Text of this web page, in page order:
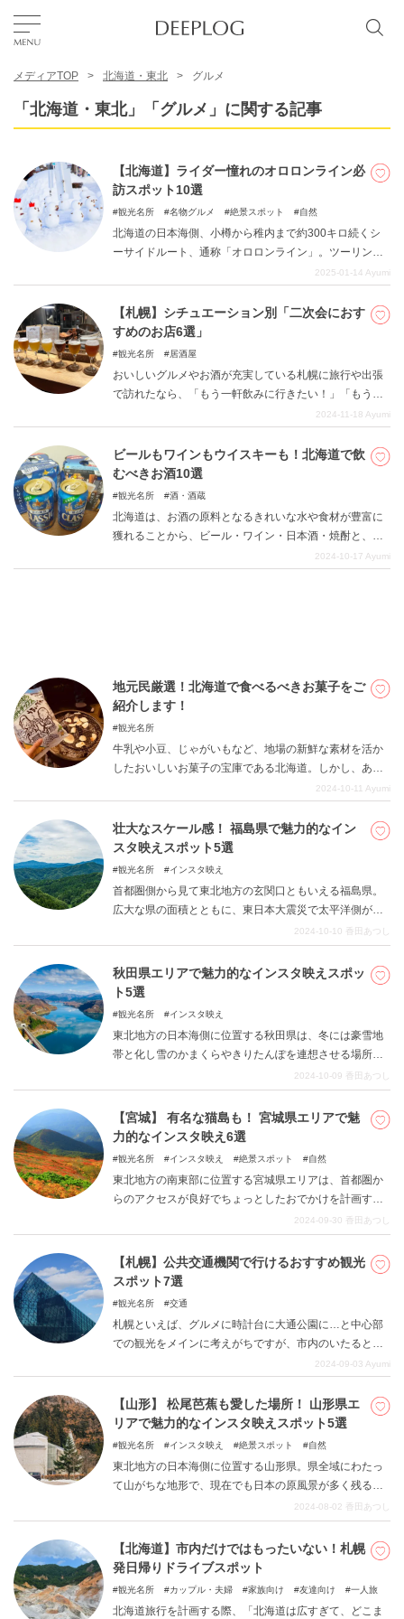
エリア
日本語
USD
DEEPLOGとは
プライバシーポリシー
お問い合わせ
メディアTOP 北海道・東北 グルメ
「北海道・東北」「グルメ」に関する記事
【北海道】ライダー憧れのオロロンライン必
訪スポット10選
観光名所 名物グルメ 絶景スポット 自然
北海道の日本海側、小樽から稚内まで約300キロ続くシ
ーサイドルート、通称「オロロンライン」。ツーリング
ライダーから「いつかは絶対に訪れたい！」と憧れの地
ない大自然の風景や、極上の海の幸、世界でも珍しい泉
質の温泉など、様々な魅力あるスポットが詰まっていま
す。
2025-01-14 Ayumi
【札幌】シチュエーション別「二次会におす
すめのお店6選」
観光名所 居酒屋
おいしいグルメやお酒が充実している札幌に旅行や出張
で訪れたなら、「もう一軒飲みに行きたい！」「もう少
しゆっくり話したい！」と二次会に繰り出したくなるは
エーションでおすすめの二次会のお店をご紹介します。
2024-11-18 Ayumi
ビールもワインもウイスキーも！北海道で飲
むべきお酒10選
観光名所 酒・酒蔵
北海道は、お酒の原料となるきれいな水や食材が豊富に
獲れることから、ビール・ワイン・日本酒・焼酎と、ジ
ャンルを問わず様々なお酒が製造されています。中には
2024-10-17 Ayumi
地元民厳選！北海道で食べるべきお菓子をご
紹介します！
観光名所
牛乳や小豆、じゃがいもなど、地場の新鮮な素材を活か
したおいしいお菓子の宝庫である北海道。しかし、あま
りにも種類が多く、「どれを食べればよいのかわからな
幌出身の筆者が、地元民も太鼓判の北海道のお菓子をご
紹介します！ お土産の購入や、旅行中のスイーツ選び
にお役立てください。
2024-10-11 Ayumi
壮大なスケール感！ 福島県で魅力的なイン
スタ映えスポット5選
観光名所 インスタ映え
首都圏側から見て東北地方の玄関口ともいえる福島県。
広大な県の面積とともに、東日本大震災で太平洋側が大
きな被害を受けたことでも印象的な県です。この記事で
は福島県エリアの観光地をぜひ旅行先に含めてもらえる
よう、訪れてみたくなる魅力的なインスタ映えスポット
を5カ所取り上げました。ぜひ次のお出かけ先探しの参考
2024-10-10 香田あつし
秋田県エリアで魅力的なインスタ映えスポッ
ト5選
観光名所 インスタ映え
東北地方の日本海側に位置する秋田県は、冬には豪雪地
帯と化し雪のかまくらやきりたんぽを連想させる場所か
もしれません。しかしながら祭りをはじめ特徴的なイベ
ントが開催されるほか、豊かな自然は季節ごとに印象的
な絶景や恵みをもたらしてくれます。この記事では秋田
県の印象的なインスタ映えスポットを5カ所ご紹介してい
2024-10-09 香田あつし
【宮城】 有名な猫島も！ 宮城県エリアで魅
力的なインスタ映え6選
観光名所 インスタ映え 絶景スポット 自然
東北地方の南東部に位置する宮城県エリアは、首都圏か
らのアクセスが良好でちょっとしたおでかけを計画する
にも最適な場所です。リアス式海岸や阿武隈高地、北上
高地といった特徴的な地形を有する宮城県には魅力的な
インスタ映えスポットが多数存在します。この記事では
インスタ映え間違いなしのスポットを6つご紹介します。
2024-09-30 香田あつし
【札幌】公共交通機関で行けるおすすめ観光
スポット7選
観光名所 交通
札幌といえば、グルメに時計台に大通公園に…と中心部
での観光をメインに考えがちですが、市内のいたるとこ
ろに魅力的なスポットがたくさんあります。また、大都
クセスが可能なスポットも多いです。今回は公共交通機
関で行ける、札幌のおすすめ観光スポットをご紹介しま
す！
2024-09-03 Ayumi
【山形】 松尾芭蕉も愛した場所！ 山形県エ
リアで魅力的なインスタ映えスポット5選
観光名所 インスタ映え 絶景スポット 自然
東北地方の日本海側に位置する山形県。県全域にわたっ
て山がちな地形で、現在でも日本の原風景が多く残る自
然豊かな地域と言えます。「奥の細道」で知られる有名
な俳人・松尾芭蕉も多くの時間を山形県内で過ごしたと
されていますし、さらにさくらんぼの生産量が全国の7割
を占めるということも山形県を特徴づけているかもしれ
2024-08-02 香田あつし
【北海道】市内だけではもったいない！札幌
発日帰りドライブスポット
観光名所 カップル・夫婦 家族向け 友達向け 一人旅
北海道旅行を計画する際、「北海道は広すぎて、どこま